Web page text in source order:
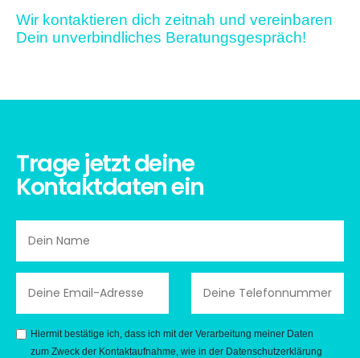
Wir kontaktieren dich zeitnah und vereinbaren
Dein unverbindliches Beratungsgespräch!
Trage jetzt deine
Kontaktdaten ein
Hiermit bestätige ich, dass ich mit der Verarbeitung meiner Daten
zum Zweck der Kontaktaufnahme, wie in der Datenschutzerklärung